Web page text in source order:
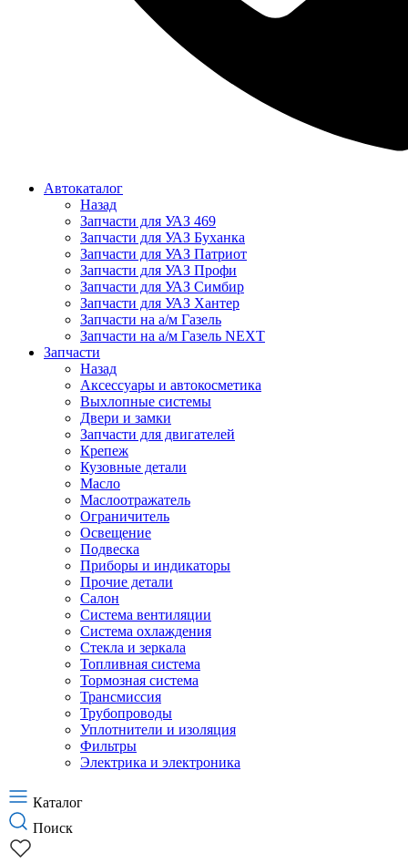
Автокаталог
Назад
Запчасти для УАЗ 469
Запчасти для УАЗ Буханка
Запчасти для УАЗ Патриот
Запчасти для УАЗ Профи
Запчасти для УАЗ Симбир
Запчасти для УАЗ Хантер
Запчасти на а/м Газель
Запчасти на а/м Газель NEXT
Запчасти
Назад
Аксессуары и автокосметика
Выхлопные системы
Двери и замки
Запчасти для двигателей
Крепеж
Кузовные детали
Масло
Маслоотражатель
Ограничитель
Освещение
Подвеска
Приборы и индикаторы
Прочие детали
Салон
Система вентиляции
Система охлаждения
Стекла и зеркала
Топливная система
Тормозная система
Трансмиссия
Трубопроводы
Уплотнители и изоляция
Фильтры
Электрика и электроника
Каталог
Поиск